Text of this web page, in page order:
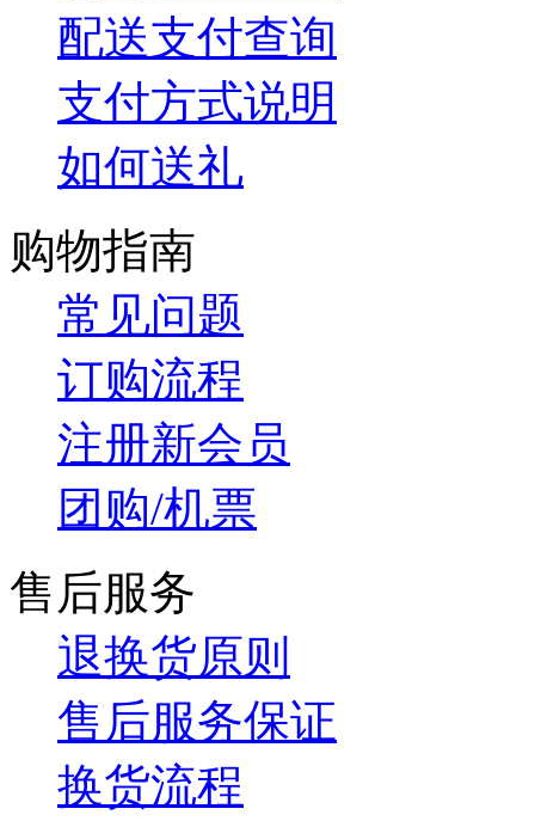
配送支付查询
支付方式说明
如何送礼
购物指南
常见问题
订购流程
注册新会员
团购/机票
售后服务
退换货原则
售后服务保证
换货流程